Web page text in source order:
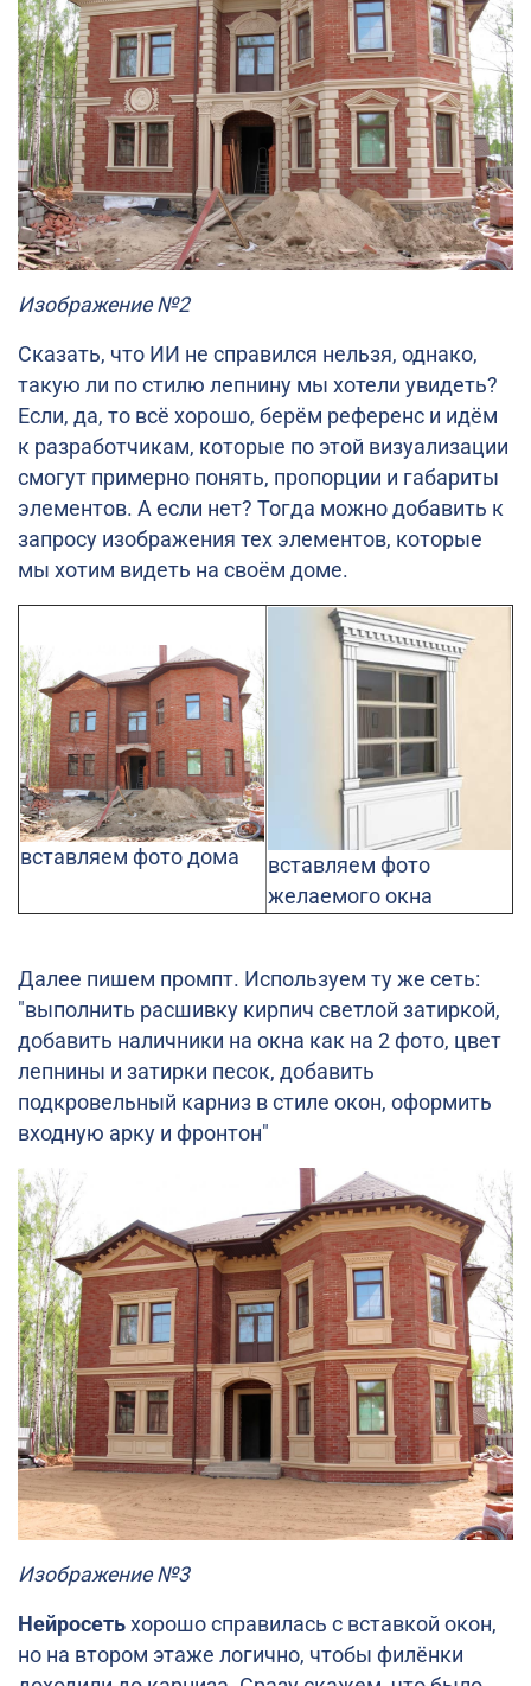
Изображение №2
Сказать, что ИИ не справился нельзя, однако,
такую ли по стилю лепнину мы хотели увидеть?
Если, да, то всё хорошо, берём референс и идём
к разработчикам, которые по этой визуализации
смогут примерно понять, пропорции и габариты
элементов. А если нет? Тогда можно добавить к
запросу изображения тех элементов, которые
мы хотим видеть на своём доме.
вставляем фото дома
вставляем фото
желаемого окна
Далее пишем промпт. Используем ту же сеть:
"выполнить расшивку кирпич светлой затиркой,
добавить наличники на окна как на 2 фото, цвет
лепнины и затирки песок, добавить
подкровельный карниз в стиле окон, оформить
входную арку и фронтон"
Изображение №3
Нейросеть хорошо справилась с вставкой окон,
но на втором этаже логично, чтобы филёнки